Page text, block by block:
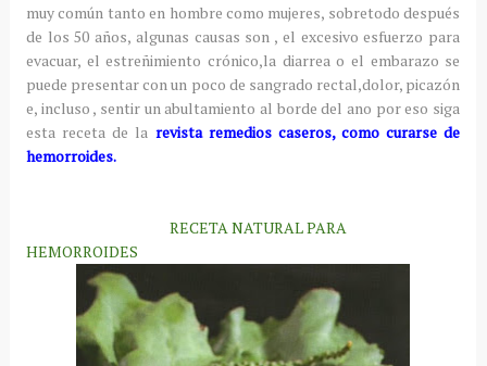
muy común tanto en hombre como mujeres, sobretodo después
de los 50 años, algunas causas son , el excesivo esfuerzo para
evacuar, el estreñimiento crónico,la diarrea o el embarazo se
puede presentar con un poco de sangrado rectal,dolor, picazón
e, incluso , sentir un abultamiento al borde del ano por eso siga
esta receta de la revista remedios caseros, como curarse de
hemorroides.
RECETA NATURAL PARA
HEMORROIDES